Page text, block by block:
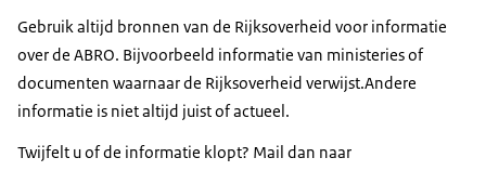
Ondertiteling
2 kB KB
Download
Audiobeschrijving
Beeldtitel:
ABRO in het kort:
opdrachtgevers van Nederland. Bij
Gebruik altijd bronnen van de Rijksoverheid voor informatie
over de ABRO. Bijvoorbeeld informatie van ministeries of
documenten waarnaar de Rijksoverheid verwijst.Andere
informatie is niet altijd juist of actueel.
Twijfelt u of de informatie klopt? Mail dan naar